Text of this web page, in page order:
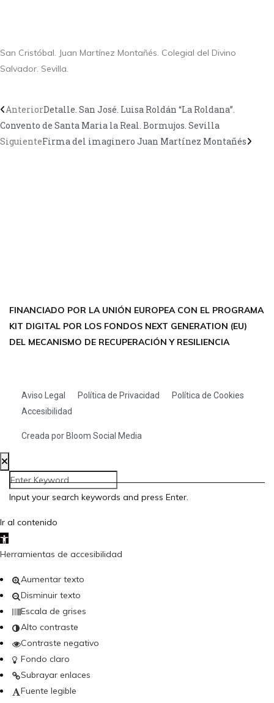
San Cristóbal. Juan Martínez Montañés. Colegial del Divino
Salvador. Sevilla.
AnteriorDetalle. San José. Luisa Roldán “La Roldana”.
Convento de Santa Maria la Real. Bormujos. Sevilla
SiguienteFirma del imaginero Juan Martínez Montañés
FINANCIADO POR LA UNIÓN EUROPEA CON EL PROGRAMA
KIT DIGITAL POR LOS FONDOS NEXT GENERATION (EU)
DEL MECANISMO DE RECUPERACIÓN Y RESILIENCIA
Creada por Bloom Social Media
Aviso Legal Política de Privacidad
Política de Cookies
Accesibilidad
Input your search keywords and press Enter.
Ir al contenido
Abrir barra de herramientas
Herramientas de accesibilidad
Aumentar texto
Disminuir texto
Escala de grises
Alto contraste
Contraste negativo
Fondo claro
Subrayar enlaces
Fuente legible